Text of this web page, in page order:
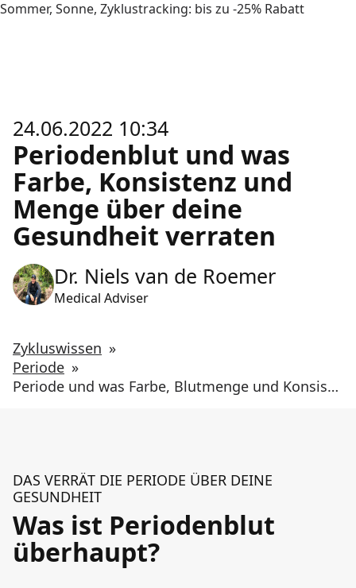
Sommer, Sonne, Zyklustracking: bis zu -25% Rabatt
24.06.2022 10:34
Periodenblut und was
Farbe, Konsistenz und
Menge über deine
Gesundheit verraten
Dr. Niels van de Roemer
Medical Adviser
Zykluswissen »
Periode »
Periode und was Farbe, Blutmenge und Konsistenz über deine Gesundheit verraten
DAS VERRÄT DIE PERIODE ÜBER DEINE
GESUNDHEIT
Was ist Periodenblut
überhaupt?